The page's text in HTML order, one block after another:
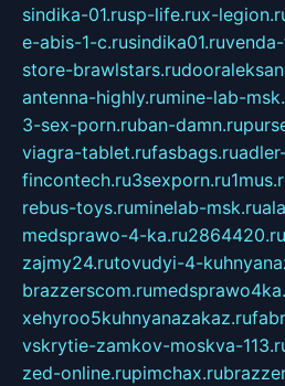
sindika-01.rusp-life.rux-
e-abis-1-c.rusindika01.ru
store-brawlstars.ru
antenna-highly.rumine-lab-
3-sex-porn.ruban-damn.ru
viagra-tablet.rufasbags.ru
fincontech.ru3sexporn.ru
rebus-toys.ruminelab-msk.ru
medsprawo-4-ka.ru2864420.ru
zajmy24.rutovudyi-4-
brazzerscom.ru
xehyroo5kuhnyanazakaz.ru
vskrytie-zamkov-moskva-
zed-online.rupimchax.ru